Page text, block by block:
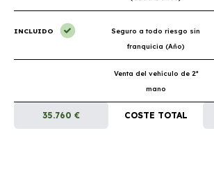
INCLUIDO
Seguro a todo riesgo sin
franquicia (Año)
Venta del vehículo de 2ª
mano
35.760 € COSTE TOTAL